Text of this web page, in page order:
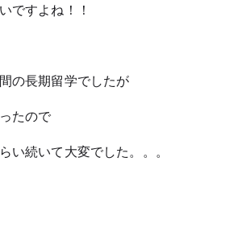
ですよね！！
の長期留学でしたが
たので
い続いて大変でした。。。